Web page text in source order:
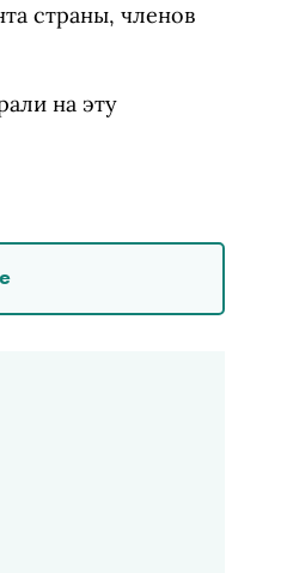
страны, членов
на эту